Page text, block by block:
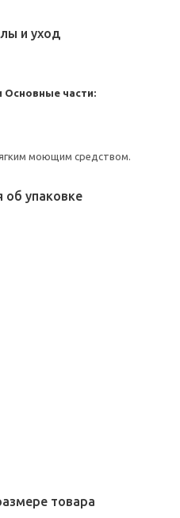
и уход
Основные части:
моющим средством.
упаковке
товара